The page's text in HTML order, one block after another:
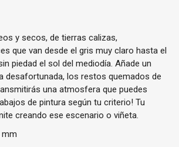
y secos, de tierras calizas,
que van desde el gris muy claro hasta el
piedad el sol del mediodía. Añade un
desafortunada, los restos quemados de
una atmosfera que puedes
de pintura según tu criterio! Tu
creando ese escenario o viñeta.
mm